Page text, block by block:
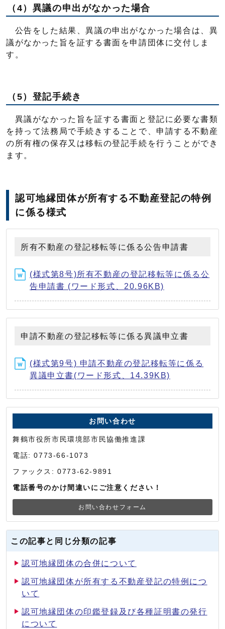
（4）異議の申出がなかった場合
公告をした結果、異議の申出がなかった場合は、異
議がなかった旨を証する書面を申請団体に交付しま
す。
（5）登記手続き
異議がなかった旨を証する書面と登記に必要な書類
を持って法務局で手続きすることで、申請する不動産
の所有権の保存又は移転の登記手続を行うことができ
ます。
認可地縁団体が所有する不動産登記の特例
に係る様式
所有不動産の登記移転等に係る公告申請書
(様式第8号)所有不動産の登記移転等に係る公
告申請書 (ワード形式、20.96KB)
申請不動産の登記移転等に係る異議申立書
(様式第9号) 申請不動産の登記移転等に係る
異議申立書(ワード形式、14.39KB)
お問い合わせ
舞鶴市役所市民環境部市民協働推進課
電話: 0773-66-1073
ファックス: 0773-62-9891
電話番号のかけ間違いにご注意ください！
お問い合わせフォーム
この記事と同じ分類の記事
認可地縁団体の合併について
認可地縁団体が所有する不動産登記の特例につ
いて
認可地縁団体の印鑑登録及び各種証明書の発行
について